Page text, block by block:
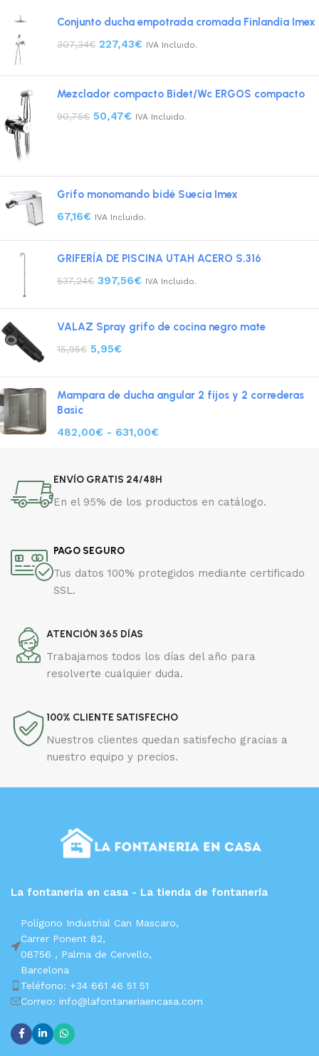
Conjunto ducha empotrada cromada Finlandia Imex
307,34€ 227,43€ IVA Incluido.
Mezclador compacto Bidet/Wc ERGOS compacto
90,75€ 50,47€ IVA Incluido.
Grifo monomando bidé Suecia Imex
67,16€ IVA Incluido.
GRIFERÍA DE PISCINA UTAH ACERO S.316
537,24€ 397,56€ IVA Incluido.
VALAZ Spray grifo de cocina negro mate
15,95€ 5,95€
Mampara de ducha angular 2 fijos y 2 correderas
Basic
482,00€ - 631,00€
ENVÍO GRATIS 24/48H
En el 95% de los productos en catálogo.
PAGO SEGURO
Tus datos 100% protegidos mediante certificado
SSL.
ATENCIÓN 365 DÍAS
Trabajamos todos los días del año para
resolverte cualquier duda.
100% CLIENTE SATISFECHO
Nuestros clientes quedan satisfecho gracias a
nuestro equipo y precios.
La fontaneria en casa - La tienda de fontanería
Polígono Industrial Can Mascaro,
Carrer Ponent 82,
08756 , Palma de Cervello,
Barcelona
Teléfono: +34 661 46 51 51
Correo: info@lafontaneriaencasa.com